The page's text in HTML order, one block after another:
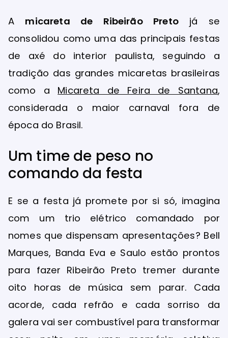
A micareta de Ribeirão Pretojá se
consolidou como uma das principais festas
de axé do interior paulista, seguindo a
tradição das grandes micaretas brasileiras
como a Micareta de Feira de Santana,
considerada o maior carnaval fora de
época do Brasil.
Um time de peso no
comando da festa
E se a festa já promete por si só, imagina
com um trio elétrico comandado por
nomes que dispensam apresentações? Bell
Marques, Banda Eva e Saulo estão prontos
para fazer Ribeirão Preto tremer durante
oito horas de música sem parar. Cada
acorde, cada refrão e cada sorriso da
galera vai ser combustível para transformar